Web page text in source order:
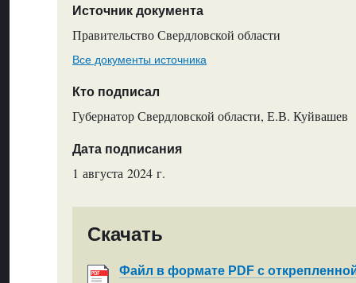
Источник документа
Правительство Свердловской области
Все документы источника
Кто подписал
Губернатор Свердловской области, Е.В. Куйвашев
Дата подписания
1 августа 2024 г.
Скачать
Файл в формате PDF с